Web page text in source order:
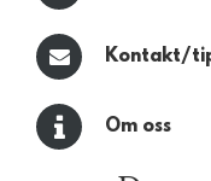
Kontakt/
Om oss